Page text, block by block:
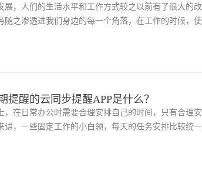
展，人们的生活水平和工作方式较之以前有了很大的
随之渗透进我们身边的每一个角落，在工作的时候，
提醒的云同步提醒APP是什么？
，在日常办公时需要合理安排自己的时间，只有合理
讲，一些固定工作的小白领，每天的任务安排比较统